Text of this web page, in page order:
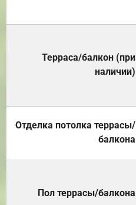
Терраса/балкон (при
наличии)
Отделка потолка террасы/
балкона
Пол террасы/балкона